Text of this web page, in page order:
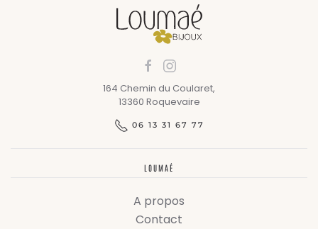
164 Chemin du Coularet,
13360 Roquevaire
06 13 31 67 77
LOUMAÉ
A propos
Contact